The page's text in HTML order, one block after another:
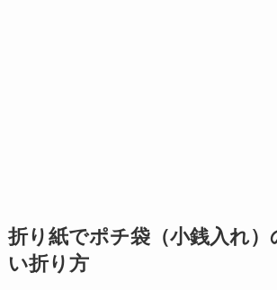
折り紙でポチ袋（小銭入れ）
い折り方